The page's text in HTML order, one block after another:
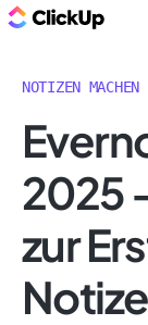
NOTIZEN MACHEN
2025
zur